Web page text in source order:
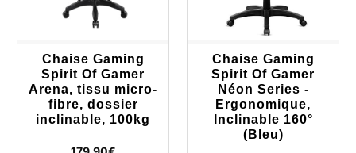
Chaise Gaming
Spirit Of Gamer
Arena, tissu micro-
fibre, dossier
inclinable, 100kg
Chaise Gaming
Spirit Of Gamer
Néon Series -
Ergonomique,
Inclinable 160°
(Bleu)